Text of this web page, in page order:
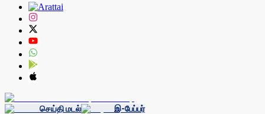
செய்தி மடல் இ-பேப்பர்